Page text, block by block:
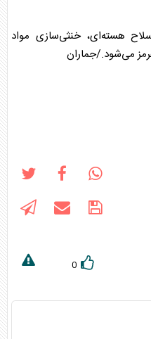
هسته‌ای، خنثی‌سازی مواد
می‌شود./جماران
0